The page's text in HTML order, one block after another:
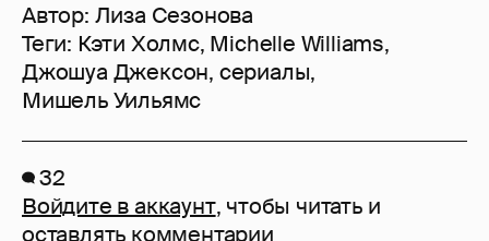
Автор: Лиза Сезонова
Теги: Кэти Холмс, Michelle Williams,
Джошуа Джексон, сериалы,
Мишель Уильямс
32
Войдите в аккаунт, чтобы читать и
оставлять комментарии